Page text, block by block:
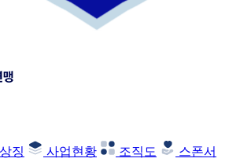
징 사업현황 조직도 스폰서